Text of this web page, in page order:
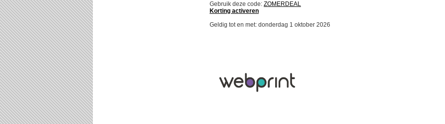
Gebruik deze code: ZOMERDEAL
Korting activeren
Geldig tot en met: donderdag 1 oktober 2026